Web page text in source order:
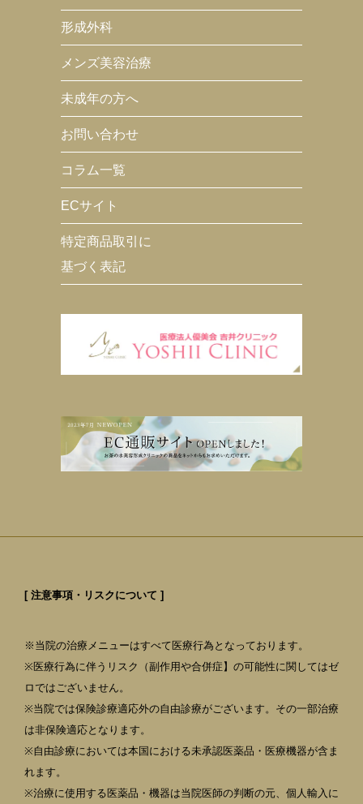
形成外科
メンズ美容治療
未成年の方へ
お問い合わせ
コラム一覧
ECサイト
特定商品取引に
基づく表記
[ 注意事項・リスクについて ]
※当院の治療メニューはすべて医療行為となっております。
※医療行為に伴うリスク（副作用や合併症】の可能性に関してはゼ
ロではございません。
※当院では保険診療適応外の自由診療がございます。その一部治療
は非保険適応となります。
※自由診療においては本国における未承認医薬品・医療機器が含ま
れます。
※治療に使用する医薬品・機器は当院医師の判断の元、個人輸入に